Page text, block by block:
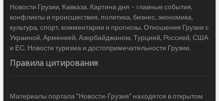
Новости Грузии, Кавказа. Картина дня – главные события,
конфликты и происшествия, политика, бизнес, экономика,
культура, спорт, комментарии и прогнозы. Отношения Грузии с
Украиной, Арменией, Азербайджаном, Турцией, Россией, США
и ЕС. Новости туризма и достопримечательности Грузии.
Правила цитирования
Материалы портала "Новости-Грузия" находятся в открытом